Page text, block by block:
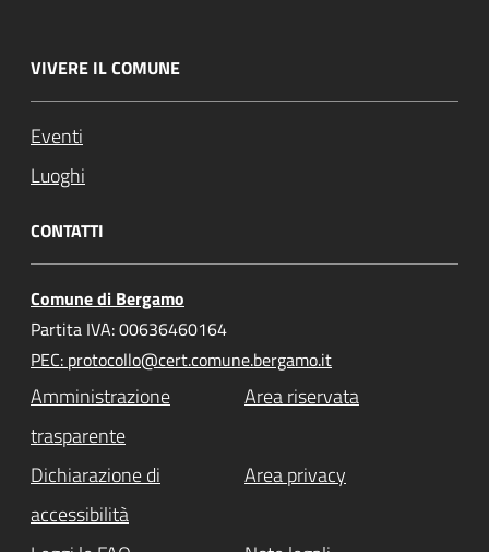
VIVERE IL COMUNE
Eventi
Luoghi
CONTATTI
Comune di Bergamo
Partita IVA: 00636460164
PEC: protocollo@cert.comune.bergamo.it
Amministrazione
trasparente
Area riservata
Dichiarazione di
accessibilità
Area privacy